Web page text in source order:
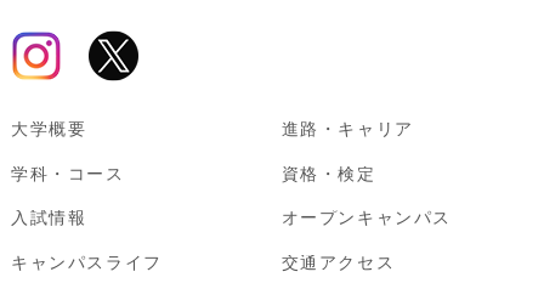
大学概要
学科・コース
入試情報
キャンパスライフ
進路・キャリア
資格・検定
オープンキャンパス
交通アクセス